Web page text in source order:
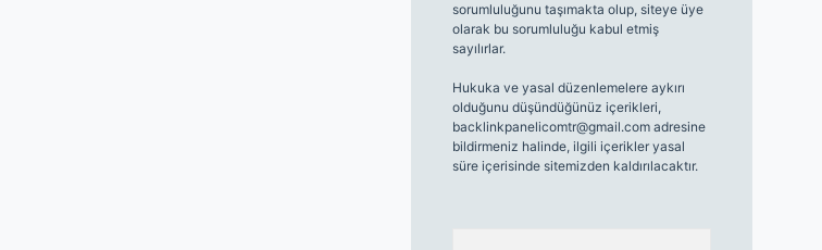
sorumluluğunu taşımakta olup, siteye üye
olarak bu sorumluluğu kabul etmiş
sayılırlar.
Hukuka ve yasal düzenlemelere aykırı
olduğunu düşündüğünüz içerikleri,
backlinkpanelicomtr@gmail.comadresine
bildirmeniz halinde, ilgili içerikler yasal
süre içerisinde sitemizden kaldırılacaktır.